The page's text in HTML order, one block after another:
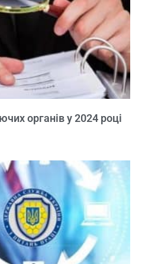
органів у 2024 році